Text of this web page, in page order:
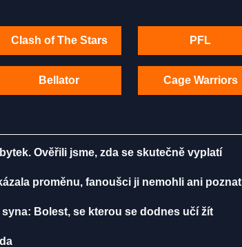
Clash of The Stars PFL
Bellator Cage Warriors
Ověřili jsme, zda se skutečně vyplatí
proměnu, fanoušci ji nemohli ani poznat
Bolest, se kterou se dodnes učí žít